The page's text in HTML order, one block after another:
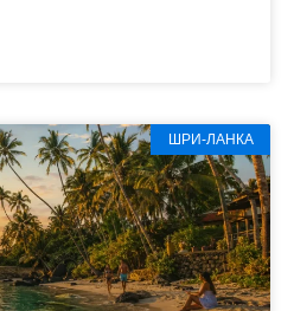
ШРИ-ЛАНКА